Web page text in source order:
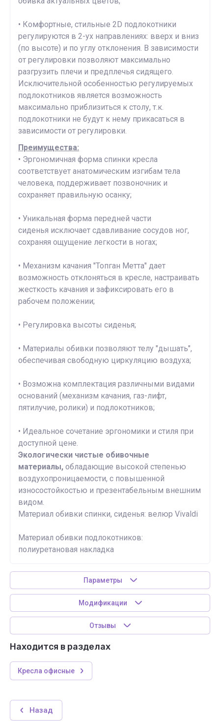
• Комфортные, стильные 2D подлокотники
регулируются в 2-ух направлениях: вверх и вниз
(по высоте) и по углу отклонения. В зависимости
от регулировки позволяют максимально
разгрузить плечи и предплечья сидящего.
Исключительной особенностью регулируемых
подлокотников является возможность
максимально приблизиться к столу, т.к.
подлокотники не будут к нему прикасаться в
зависимости от регулировки.
Преимущества:
• Эргономичная форма спинки кресла
соответствует анатомическим изгибам тела
человека, поддерживает позвоночник и
сохраняет правильную осанку;
• Уникальная форма передней части
сиденья исключает сдавливание сосудов ног,
сохраняя ощущение легкости в ногах;
• Механизм качания "Топган Метта" дает
возможность отклоняться в кресле, настраивать
жесткость качания и зафиксировать его в
рабочем положении;
• Регулировка высоты сиденья;
• Материалы обивки позволяют телу "дышать",
обеспечивая свободную циркуляцию воздуха;
• Возможна комплектация различными видами
оснований (механизм качания, газ-лифт,
пятилучие, ролики) и подлокотников;
• Идеальное сочетание эргономики и стиля при
доступной цене.
Экологически чистые обивочные
материалы, обладающие высокой степенью
воздухопроницаемости, с повышенной
износостойкостью и презентабельным внешним
видом.
Материал обивки спинки, сиденья: велюр Vivaldi
Материал обивки подлокотников:
полиуретановая накладка
Параметры
Модификации
Отзывы
Находится в разделах
Кресла офисные
Назад